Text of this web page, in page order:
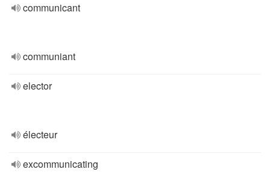
communicant
communiant
elector
électeur
excommunicating